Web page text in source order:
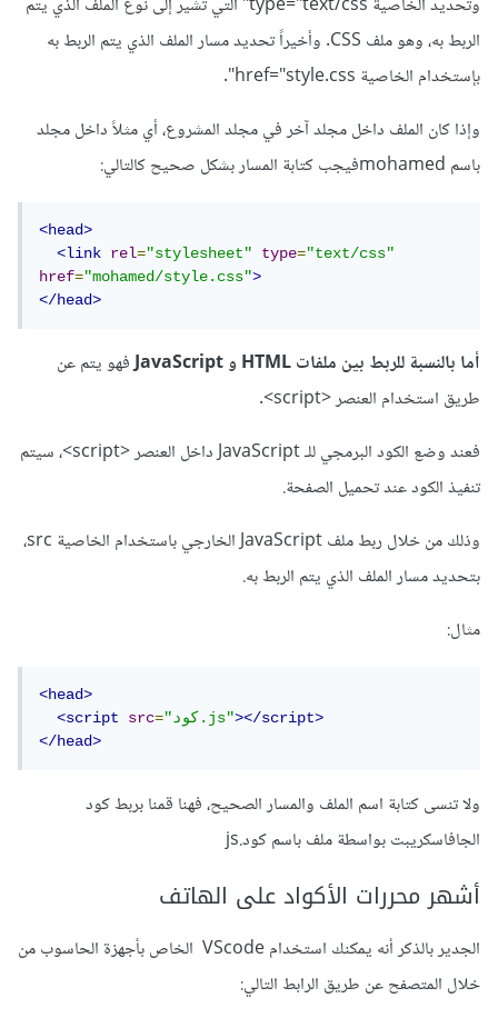
وتحديد الخاصية type="text/css" التي تشير إلى نوع الملف الذي يتم
الربط به، وهو ملف CSS. وأخيراً تحديد مسار الملف الذي يتم الربط به
بإستخدام الخاصية href="style.css".
وإذا كان الملف داخل مجلد آخر في مجلد المشروع، أي مثلاً داخل مجلد
باسم mohamedفيجب كتابة المسار بشكل صحيح كالتالي:
<head>
<link
rel="stylesheet" type="text/css"
href="mohamed/style.css">
</head>
أما بالنسبة للربط بين ملفات HTML و JavaScript
فهو يتم عن
طريق استخدام العنصر <script>.
فعند وضع الكود البرمجي للـ JavaScript داخل العنصر <script>، سيتم
تنفيذ الكود عند تحميل الصفحة.
وذلك من خلال ربط ملف JavaScript الخارجي باستخدام الخاصية src،
بتحديد مسار الملف الذي يتم الربط به.
مثال:
<head>
<script
src= "كود.js"></script>
</head>
ولا تنسى كتابة اسم الملف والمسار الصحيح، فهنا قمنا بربط كود
الجافاسكريبت بواسطة ملف باسم كود.js
أشهر محررات الأكواد على الهاتف
الجدير بالذكر أنه يمكنك استخدام VScode الخاص بأجهزة الحاسوب من
خلال المتصفح عن طريق الرابط التالي: